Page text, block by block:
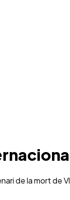
de la mort de